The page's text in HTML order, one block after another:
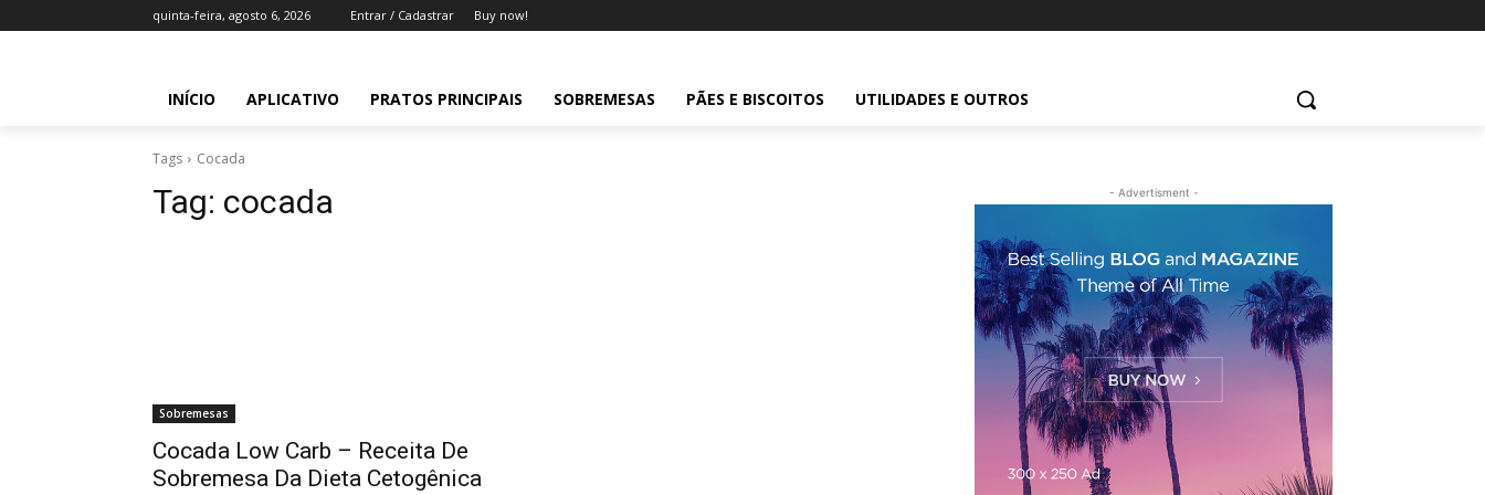
quinta-feira, agosto 6, 2026 Entrar / Cadastrar Buy now!
INÍCIO APLICATIVO PRATOS PRINCIPAIS SOBREMESAS PÃES E BISCOITOS UTILIDADES E OUTROS
Tags Cocada
Tag: cocada
Sobremesas
Cocada Low Carb – Receita De
Sobremesa Da Dieta Cetogênica
- Advertisment -